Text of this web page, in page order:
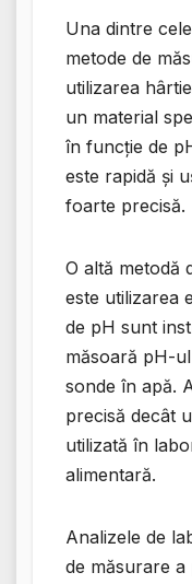
Una dintre
metode de
utilizarea
un material
în funcție de
este rapidă și
foarte precisă.
O altă metodă
este utilizarea
de pH sunt
măsoară pH-
sonde în apă.
precisă decât
utilizată în
alimentară.
Analizele de
de măsurare a